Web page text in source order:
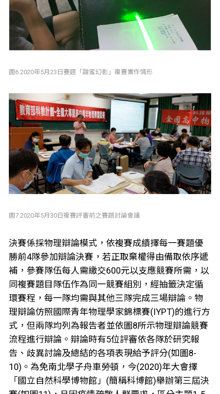
圖6.2020年5月23日賽題「甜蜜幻影」複賽實作情形
圖7.2020年5月30日複賽評審前之賽題討論會議
決賽係採物理辯論模式，依複賽成績擇每一賽題優
勝前4隊參加辯論決賽，若正取棄權得由備取依序遞
補，參賽隊伍每人需繳交600元以支應競賽所需，以
同複賽題目隊伍作為同一競賽組別，經抽籤決定循
環賽程，每一隊均需與其他三隊完成三場辯論。物
理辯論仿照國際青年物理學家錦標賽(IYPT)的進行方
式，但兩隊均列為報告者並依圖8所示物理辯論競賽
流程進行辯論。辯論時有5位評審依各隊於研究報
告、歧異討論及總結的各項表現給予評分(如圖8-
10)。為免南北學子舟車勞頓，今(2020)年大會擇
「國立自然科學博物館」(簡稱科博館)舉辦第三屆決